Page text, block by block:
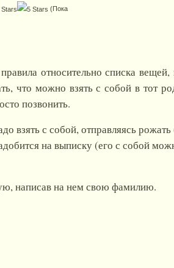
(Пока
относительно списка
что можно взять с собой в тот
позвонить.
с собой, отправляясь рожать
на выписку (его с собой
написав на нем свою фамилию.